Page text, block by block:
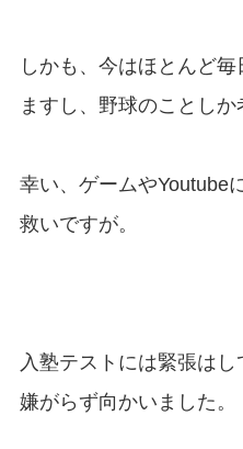
しかも、今はほとんど
ますし、野球のことしか
幸い、ゲームやYoutube
救いですが。
入塾テストには緊張は
嫌がらず向かいました。